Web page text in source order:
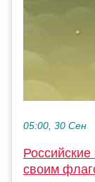
05:00, 30 Сен
своим